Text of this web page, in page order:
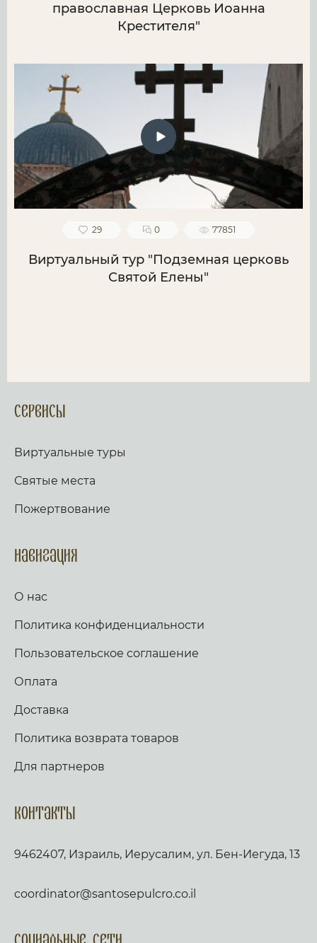
православная Церковь Иоанна
Крестителя"
29 0 77851
Виртуальный тур "Подземная церковь
Святой Елены"
Сервисы
Виртуальные туры
Святые места
Пожертвование
Навигация
О нас
Политика конфиденциальности
Пользовательское соглашение
Оплата
Доставка
Политика возврата товаров
Для партнеров
Контакты
9462407, Израиль, Иерусалим, ул. Бен-Иегуда, 13
coordinator@santosepulcro.co.il